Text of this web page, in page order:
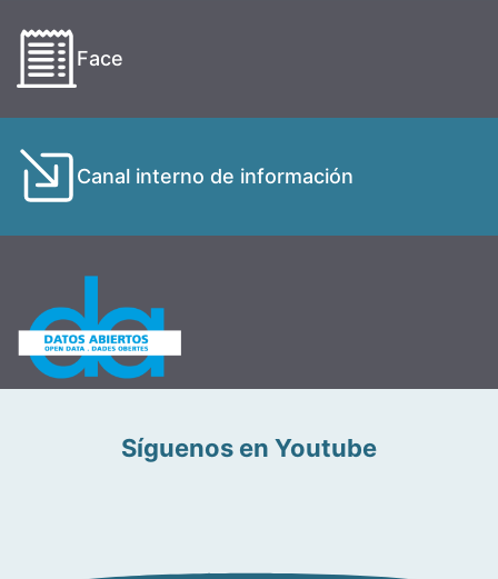
Face
Canal interno de información
Síguenos en Youtube